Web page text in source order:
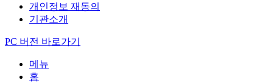
개인정보 재동의
기관소개
PC 버전 바로가기
메뉴
홈